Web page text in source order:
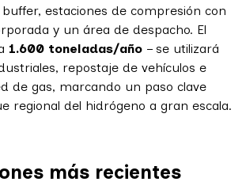
estaciones de compresión con
y un área de despacho. El
1.600 toneladas/año – se utilizará
repostaje de vehículos e
de gas, marcando un paso clave
regional del hidrógeno a gran escala.
más recientes